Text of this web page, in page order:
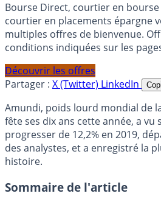
Bourse Direct, courtier en
courtier en placements épargne
multiples offres de bienvenue.
conditions indiquées sur les
Découvrir les offres
Partager : X (Twitter) LinkedIn
Amundi, poids lourd mondial de
fête ses dix ans cette année, a vu
progresser de 12,2% en 2019,
des analystes, et a enregistré la
histoire.
Sommaire de l'article